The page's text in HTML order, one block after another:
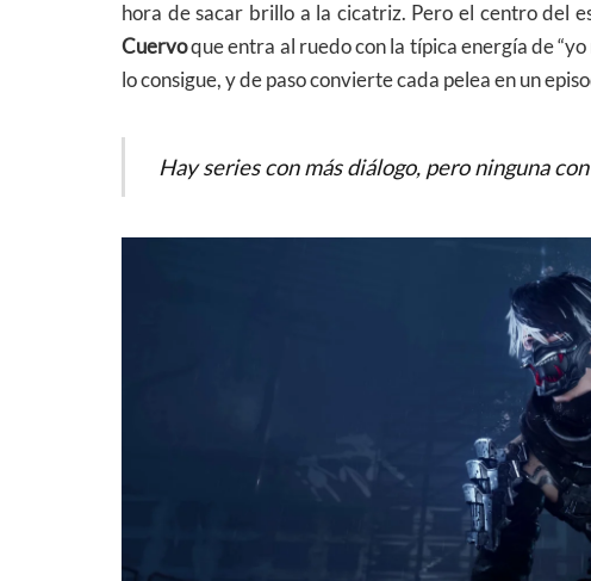
hora de sacar brillo a la cicatriz. Pero el centro del
Cuervoque entra al ruedo con la típica energía de
lo consigue, y de paso convierte cada pelea en un
Hay series con más diálogo, pero ninguna